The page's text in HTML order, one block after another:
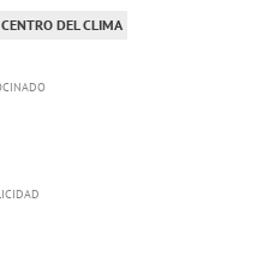
CENTRO DEL CLIMA